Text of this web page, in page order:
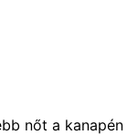
nőt a kanapén